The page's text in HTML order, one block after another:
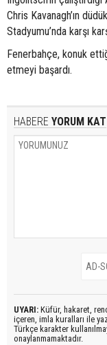
Chris Kavanagh’ın
Stadyumu’nda karşı
Fenerbahçe, konuk
etmeyi başardı.
HABERE YORUM KAT
UYARI: Küfür, hakaret,
içeren, imla kuralları ile
Türkçe karakter
onaylanmamaktadır.